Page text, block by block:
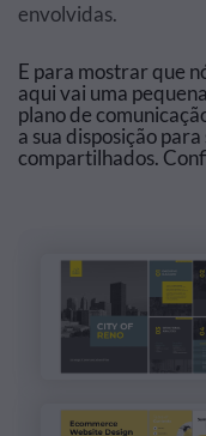
envolvidas.
E para mostrar que
aqui vai uma
plano de
a sua disposição
compartilhados.